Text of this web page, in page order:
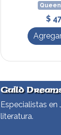
$
Guild
Especialistas
literatura.